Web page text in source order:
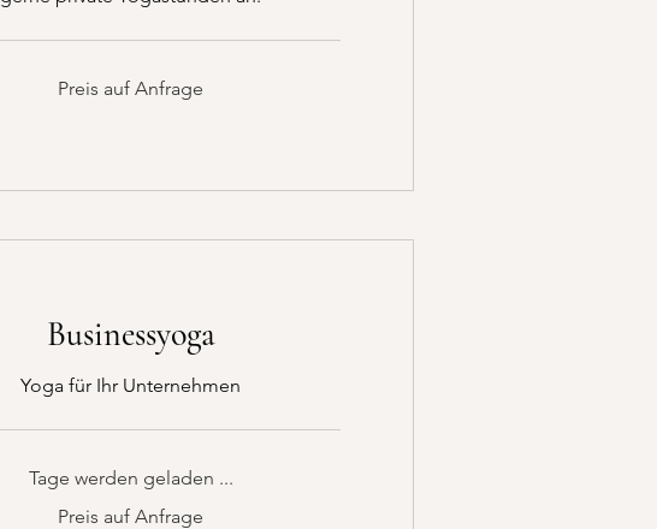
Preis auf Anfrage
Businessyoga
Yoga für Ihr Unternehmen
Tage werden geladen ...
Preis auf Anfrage